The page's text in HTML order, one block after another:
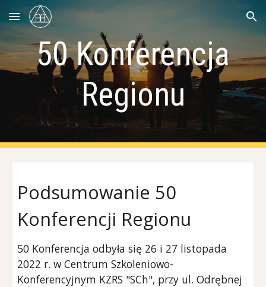
Skip to main content Skip to navigation
50Konferencja
Regionu
Podsumowanie 50
Konferencji Regionu
50 Konferencja odbyła się 26 i 27 listopada
2022 r. w Centrum Szkoleniowo-
Konferencyjnym KZRS "SCh", przy ul. Odrębnej